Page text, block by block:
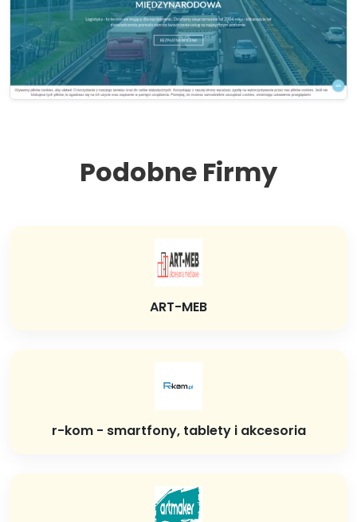
Podobne Firmy
ART-MEB
r-kom - smartfony, tablety i akcesoria